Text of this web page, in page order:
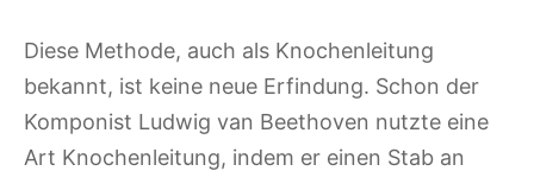
Diese Methode, auch als Knochenleitung
bekannt, ist keine neue Erfindung. Schon der
Komponist Ludwig van Beethoven nutzte eine
Art Knochenleitung, indem er einen Stab an